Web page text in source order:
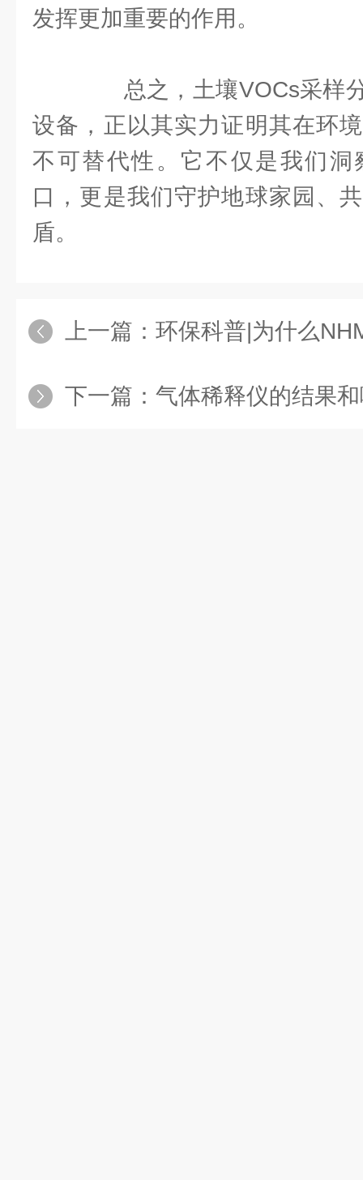
发挥更加重要的作用。
总之，土壤VOCs采样
设备，正以其实力证明其在环
不可替代性。它不仅是我们洞
口，更是我们守护地球家园、
盾。
上一篇： 环保科普|为什么NHMC
下一篇： 气体稀释仪的结果